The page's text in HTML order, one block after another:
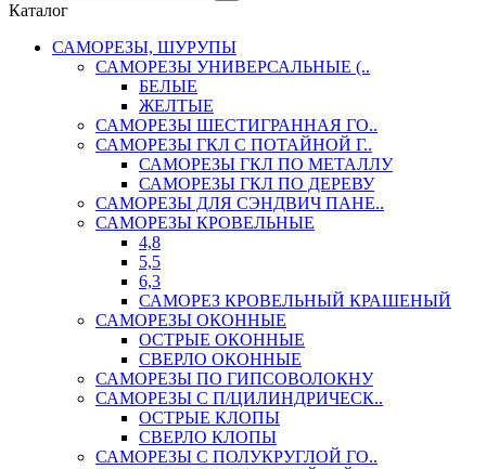
Каталог
САМОРЕЗЫ, ШУРУПЫ
САМОРЕЗЫ УНИВЕРСАЛЬНЫЕ (..
БЕЛЫЕ
ЖЕЛТЫЕ
САМОРЕЗЫ ШЕСТИГРАННАЯ ГО..
САМОРЕЗЫ ГКЛ С ПОТАЙНОЙ Г..
САМОРЕЗЫ ГКЛ ПО МЕТАЛЛУ
САМОРЕЗЫ ГКЛ ПО ДЕРЕВУ
САМОРЕЗЫ ДЛЯ СЭНДВИЧ ПАНЕ..
САМОРЕЗЫ КРОВЕЛЬНЫЕ
4,8
5,5
6,3
САМОРЕЗ КРОВЕЛЬНЫЙ КРАШЕНЫЙ
САМОРЕЗЫ ОКОННЫЕ
ОСТРЫЕ ОКОННЫЕ
СВЕРЛО ОКОННЫЕ
САМОРЕЗЫ ПО ГИПСОВОЛОКНУ
САМОРЕЗЫ С П/ЦИЛИНДРИЧЕСК..
ОСТРЫЕ КЛОПЫ
СВЕРЛО КЛОПЫ
САМОРЕЗЫ С ПОЛУКРУГЛОЙ ГО..